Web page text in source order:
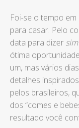
Foi-se o tempo
para casar. Pelo
data para dizer sim
ótima
um, mas vários
detalhes
pelos brasileiros,
dos “comes e
resultado você